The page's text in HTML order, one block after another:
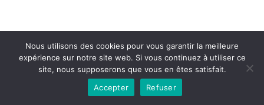
Copyright © 2026la boutique mirabelle}.
Nous utilisons des cookies pour vous garantir la meilleure
expérience sur notre site web. Si vous continuez à utiliser ce
site, nous supposerons que vous en êtes satisfait.
Accepter
Refuser